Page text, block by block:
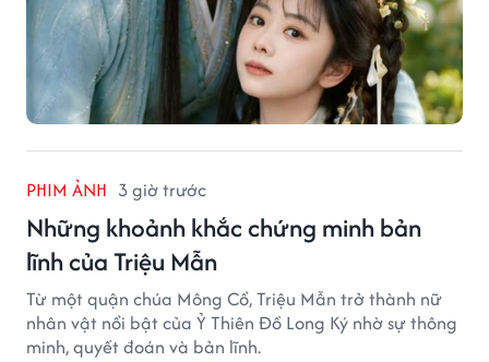
PHIM ẢNH 3 giờ trước
Những khoảnh khắc chứng minh bản
lĩnh của Triệu Mẫn
Từ một quận chúa Mông Cổ, Triệu Mẫn trở thành nữ
nhân vật nổi bật của Ỷ Thiên Đồ Long Ký nhờ sự thông
minh, quyết đoán và bản lĩnh.